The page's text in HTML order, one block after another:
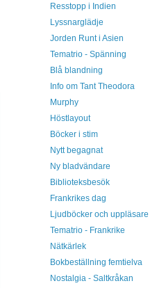
Resstopp i Indien
Lyssnarglädje
Jorden Runt i Asien
Tematrio - Spänning
Blå blandning
Info om Tant Theodora
Murphy
Höstlayout
Böcker i stim
Nytt begagnat
Ny bladvändare
Biblioteksbesök
Frankrikes dag
Ljudböcker och uppläsare
Tematrio - Frankrike
Nätkärlek
Bokbeställning femtielva
Nostalgia - Saltkråkan